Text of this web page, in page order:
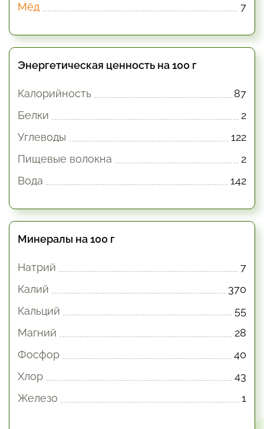
Мёд
7
Энергетическая ценность на 100 г
Калорийность
87
Белки
2
Углеводы
122
Пищевые волокна
2
Вода
142
Минералы на 100 г
Натрий
7
Калий
370
Кальций
55
Магний
28
Фосфор
40
Хлор
43
Железо
1